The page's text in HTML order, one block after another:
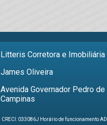
Litteris Corretora e Imobiliária
James Oliveira
Avenida Governador Pedro
Campinas
CRECI: 033086J Horário de funcionamento